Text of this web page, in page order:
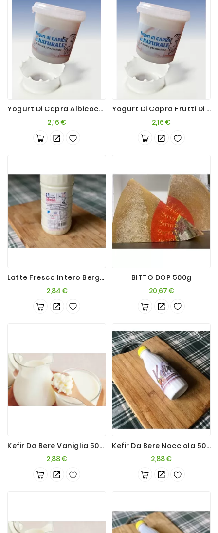
Yogurt Di Capra Albicocca 200g
2,16 €Prezzo
Yogurt Di Capra Frutti Di Bosco 200g
2,16 €Prezzo
Latte Fresco Intero Bergamasco 1L
2,84 €Prezzo
BITTO DOP 500g
20,67 €Prezzo
Kefir Da Bere Vaniglia 500ml
2,88 €Prezzo
Kefir Da Bere Nocciola 500ml
2,88 €Prezzo